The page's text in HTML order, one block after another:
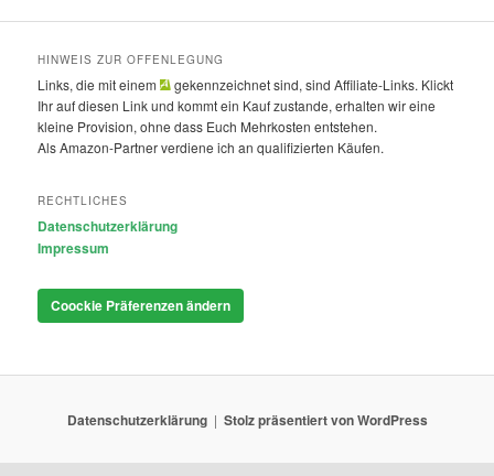
HINWEIS ZUR OFFENLEGUNG
Links, die mit einem
gekennzeichnet sind, sind Affiliate-Links. Klickt
Ihr auf diesen Link und kommt ein Kauf zustande, erhalten wir eine
kleine Provision, ohne dass Euch Mehrkosten entstehen.
Als Amazon-Partner verdiene ich an qualifizierten Käufen.
RECHTLICHES
Datenschutzerklärung
Impressum
Coockie Präferenzen ändern
Datenschutzerklärung Stolz präsentiert von WordPress